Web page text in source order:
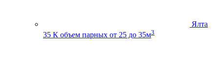
Ялта
35 К объем парных от 25 до 35м3